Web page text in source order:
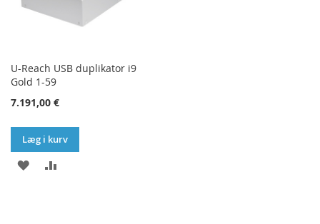
U-Reach USB duplikator i9
Gold 1-59
7.191,00 €
Læg i kurv
TILFØJ